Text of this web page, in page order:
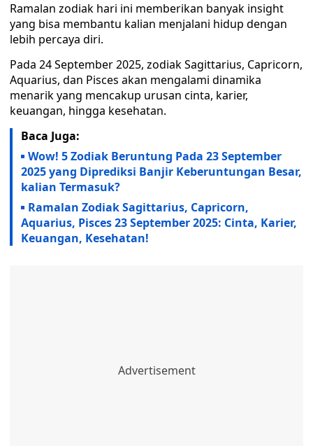
Ramalan zodiak hari ini memberikan banyak insight
yang bisa membantu kalian menjalani hidup dengan
lebih percaya diri.
Pada 24 September 2025, zodiak Sagittarius, Capricorn,
Aquarius, dan Pisces akan mengalami dinamika
menarik yang mencakup urusan cinta, karier,
keuangan, hingga kesehatan.
Baca Juga:
Wow! 5 Zodiak Beruntung Pada 23 September
2025 yang Diprediksi Banjir Keberuntungan Besar,
kalian Termasuk?
Ramalan Zodiak Sagittarius, Capricorn,
Aquarius, Pisces 23 September 2025: Cinta, Karier,
Keuangan, Kesehatan!